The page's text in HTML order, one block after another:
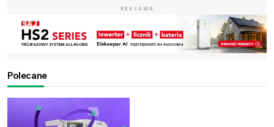
REKLAMA
Polecane